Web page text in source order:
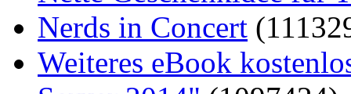
Nerds in Concert
Weiteres eBook